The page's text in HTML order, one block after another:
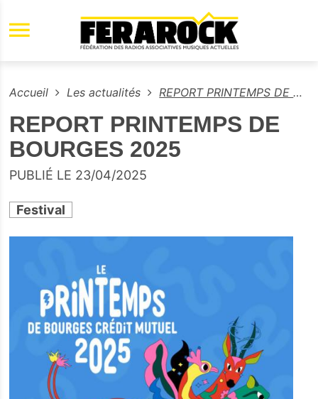
Aller au contenu principal
Accueil Les actualités REPORT PRINTEMPS DE BOURGES 2025
REPORT PRINTEMPS DE
BOURGES 2025
PUBLIÉ LE 23/04/2025
Festival